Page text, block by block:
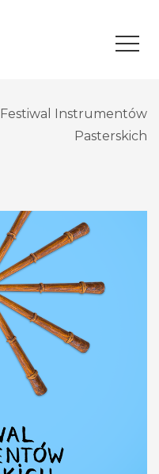
Festiwal Instrumentów
Pasterskich